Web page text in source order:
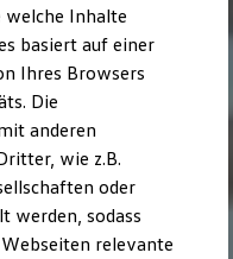
ID.
welche Inhalte
basiert auf einer
Ihres Browsers
Die
anderen
wie z.B.
oder
werden, sodass
relevante